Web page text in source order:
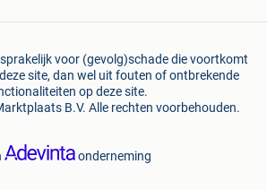
voor (gevolg)schade die voortkomt
site, dan wel uit fouten of ontbrekende
op deze site.
B.V. Alle rechten voorbehouden.
onderneming